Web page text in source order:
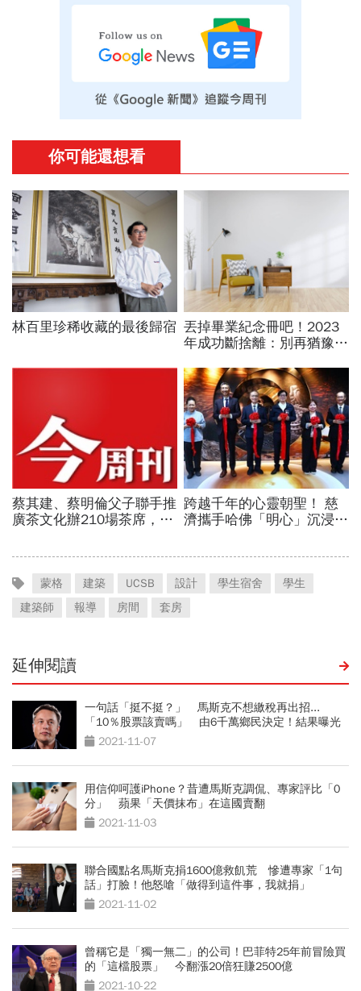
蒙格 建築 UCSB 設計 學生宿舍
學生
建築師
報導 房間 套房
延伸閱讀
一句話「挺不挺？」 馬斯克不想繳稅再出招...
「10％股票該賣嗎」 由6千萬鄉民決定！結果曝光
2021-11-07
用信仰呵護iPhone？昔遭馬斯克調侃、專家評比「0
分」 蘋果「天價抹布」在這國賣翻
2021-11-03
聯合國點名馬斯克捐1600億救飢荒 慘遭專家「1句
話」打臉！他怒嗆「做得到這件事，我就捐」
2021-11-02
曾稱它是「獨一無二」的公司！巴菲特25年前冒險買
的「這檔股票」 今翻漲20倍狂賺2500億
2021-10-22